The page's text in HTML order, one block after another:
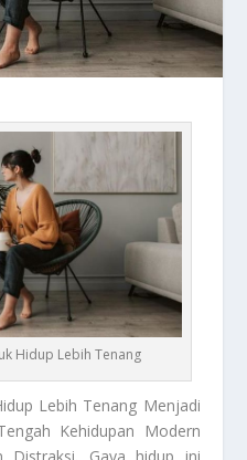
Hidup Lebih Tenang
Lebih Tenang Menjadi
Kehidupan Modern